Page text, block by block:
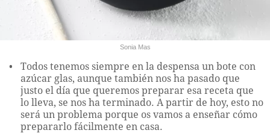
Sonia Mas
Todos tenemos siempre en la despensa un bote con
azúcar glas, aunque también nos ha pasado que
justo el día que queremos preparar esa receta que
lo lleva, se nos ha terminado. A partir de hoy, esto no
será un problema porque os vamos a enseñar cómo
prepararlo fácilmente en casa.